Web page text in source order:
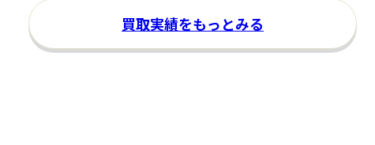
買取実績をもっとみる